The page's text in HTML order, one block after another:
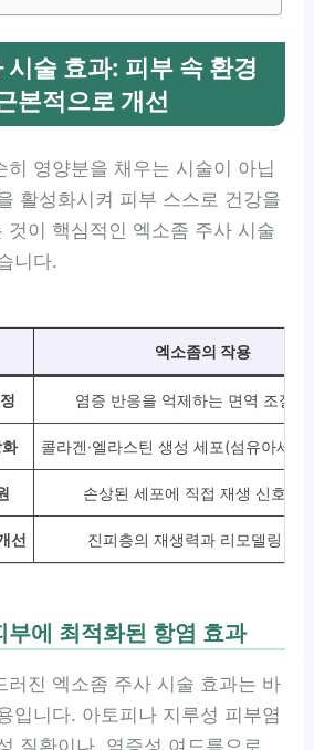
시술 효과: 피부 속 환경
본적으로 개선
히 영양분을 채우는 시술이 아닙
활성화시켜 피부 스스로 건강을
것이 핵심적인 엑소좀 주사 시술
니다.
엑소좀의 작용
염증 반응을 억제하는 면역 조절
콜라겐·엘라스틴 생성 세포(섬유아세포
손상된 세포에 직접 재생 신호 전
선 진피층의 재생력과 리모델링 촉
에 최적화된 항염 효과
러진 엑소좀 주사 시술 효과는 바
입니다. 아토피나 지루성 피부염